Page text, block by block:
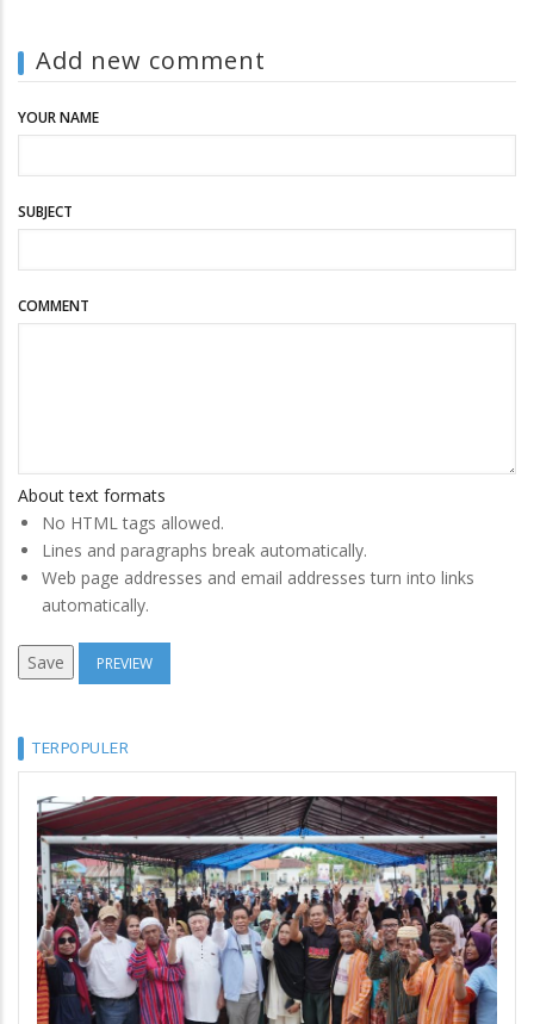
Add new comment
YOUR NAME
SUBJECT
COMMENT
About text formats
No HTML tags allowed.
Lines and paragraphs break automatically.
Web page addresses and email addresses turn into links
automatically.
TERPOPULER